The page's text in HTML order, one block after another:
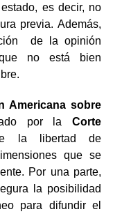
es decir, no
previa. Además,
de la opinión
no está bien
Americana sobre
por laCorte
la libertad de
que se
Por una parte,
la posibilidad
para difundir el